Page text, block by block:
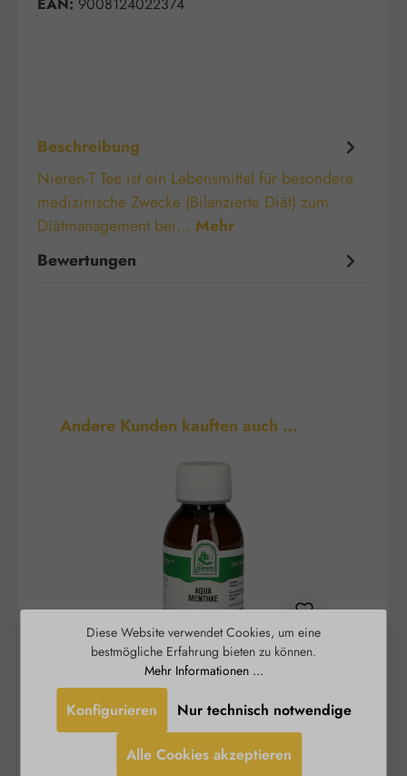
EAN: 9008124022374
Beschreibung
Nieren-T Tee ist ein Lebensmittel für besondere
medizinische Zwecke (Bilanzierte Diät) zum
Diätmanagement bei… Mehr
Bewertungen
Produktgalerie überspringen
Andere Kunden kauften auch …
Aqua Menthae
Das St. Severin Aqua Menthae duftet weniger
ätherische Öl. Erhalten geblieben ist jedoch der
Diese Website verwendet Cookies, um eine
bestmögliche Erfahrung bieten zu können.
Mehr Informationen ...
Nur technisch notwendige
Konfigurieren
Alle Cookies akzeptieren